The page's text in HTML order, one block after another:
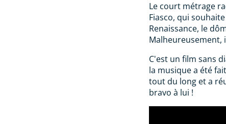
Le court métrage
Fiasco, qui
Renaissance, le
Malheureusement,
C'est un film sans
la musique a été
tout du long et a
bravo à lui !